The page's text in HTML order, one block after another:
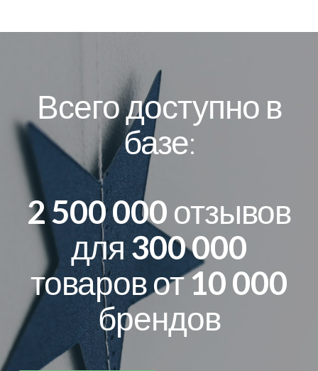
Всего доступно в
базе:
2 500 000 отзывов
для300 000
товаровот10 000
брендов